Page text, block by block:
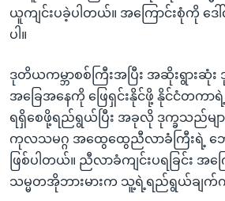
သို့
ကျော်
ယူကျင်းပခဲ့ပါတယ်။ အကြောင်းစုံကို ဒ
ပါ။
ဒုတိယကမ္ဘာစစ်ကြီးအပြီး အဆိုးရွားဆုံး
အခြေအနေကို ဖြေရှင်းနိုင်ဖို့ နိုင်ငံတကာ
ရရှိစေဖို့ရည်ရွယ်ပြီး အခုလို ဒုက္ခသည်မ
ကုလသမဂ္ဂ အထွေထွေညီလာခံကြီးရဲ့ ဘေး
ဖြစ်ပါတယ်။ ညီလာခံကျင်းပရခြင်း
သမ္မတအိုဘားမားက သူ့ရဲ့ရည်ရွယ်ချက်ကို